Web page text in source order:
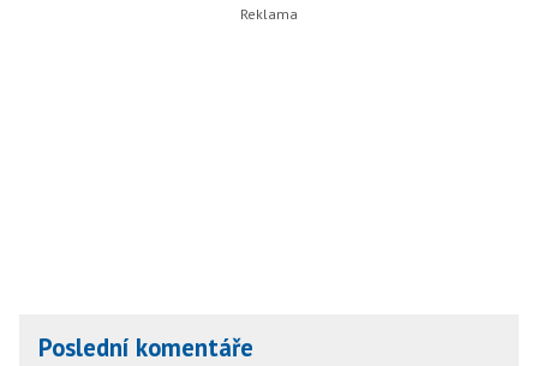
Poslední komentáře